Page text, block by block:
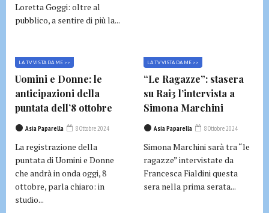
Loretta Goggi: oltre al
pubblico, a sentire di più la...
LA TV VISTA DA ME >>
Uomini e Donne: le
anticipazioni della
puntata dell’8 ottobre
Asia Paparella 8 Ottobre 2024
La registrazione della
puntata di Uomini e Donne
che andrà in onda oggi, 8
ottobre, parla chiaro: in
studio...
LA TV VISTA DA ME >>
“Le Ragazze”: stasera
su Rai3 l’intervista a
Simona Marchini
Asia Paparella 8 Ottobre 2024
Simona Marchini sarà tra “le
ragazze” intervistate da
Francesca Fialdini questa
sera nella prima serata...